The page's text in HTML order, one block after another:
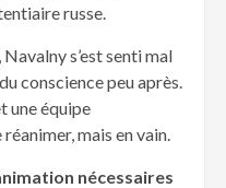
russe.
s’est senti mal
conscience peu après.
une équipe
mais en vain.
nécessaires